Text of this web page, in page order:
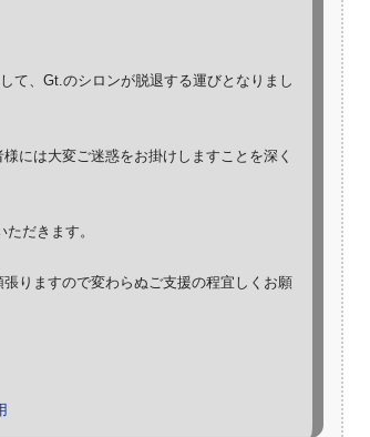
て、Gt.のシロンが脱退する運びとなりまし
には大変ご迷惑をお掛けしますことを深く
だきます。
りますので変わらぬご支援の程宜しくお願